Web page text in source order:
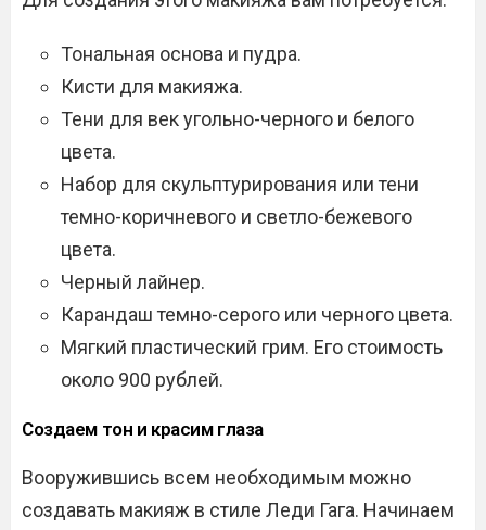
Тональная основа и пудра.
Кисти для макияжа.
Тени для век угольно-черного и белого
цвета.
Набор для скульптурирования или тени
темно-коричневого и светло-бежевого
цвета.
Черный лайнер.
Карандаш темно-серого или черного цвета.
Мягкий пластический грим. Его стоимость
около 900 рублей.
Создаем тон и красим глаза
Вооружившись всем необходимым можно
создавать макияж в стиле Леди Гага. Начинаем